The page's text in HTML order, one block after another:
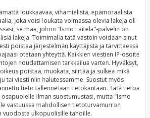
loukkaavaa, vihamielistä, epämoraalista
joka voisi loukata voimassa olevia lakeja oli
se maa, johon "Ismo Laitela"-palvelin on
lakeja. Toimimalla tätä vastoin voidaan sinut
poistaa järjestelmän käyttäjistä ja tarvittaessa
otetaan yhteyttä. Kaikkien viestien IP-osoite
noudattamisen tarkkailua varten. Hyväksyt,
poistaa, muokata, siirtää ja sulkea mikä
tai viesti niin halutessamme. Suostut myös
tieto tallennetaan tietokantaan. Tätä tietoa
ilman suostumustasi, mutta "Ismo
vastuussa mahdollisen tietoturvamurron
vuodosta ulkopuolisille tahoille.